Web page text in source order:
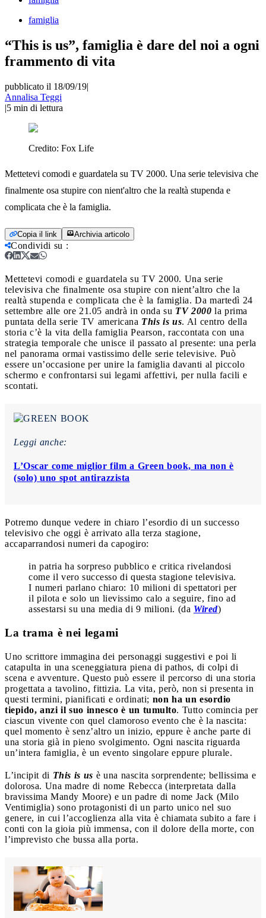
famiglia
“This is us”, famiglia è dare del noi a ogni
frammento di vita
pubblicato il 18/09/19|
Annalisa Teggi
|5 min di lettura
Credito: Fox Life
Mettetevi comodi e guardatela su TV 2000. Una serie televisiva che
finalmente osa stupire con nient'altro che la realtà stupenda e
complicata che è la famiglia.
Copia il link Archivia articolo
Condividi su :
Mettetevi comodi e guardatela su TV 2000. Una serie
televisiva che finalmente osa stupire con nient’altro che la
realtà stupenda e complicata che è la famiglia. Da martedì 24
settembre alle ore 21.05 andrà in onda su TV 2000 la prima
puntata della serie TV americana This is us. Al centro della
storia c’è la vita della famiglia Pearson, raccontata con una
strategia temporale che unisce il passato al presente: una perla
nel panorama ormai vastissimo delle serie televisive. Può
essere un’occasione per unire la famiglia davanti al piccolo
schermo e confrontarsi sui legami affettivi, per nulla facili e
scontati.
Leggi anche:
L’Oscar come miglior film a Green book, ma non è
(solo) uno spot antirazzista
Potremo dunque vedere in chiaro l’esordio di un successo
televisivo che oggi è arrivato alla terza stagione,
accaparrandosi numeri da capogiro:
in patria ha sorpreso pubblico e critica rivelandosi
come il vero successo di questa stagione televisiva.
I numeri parlano chiaro: 10 milioni di spettatori per
il pilota e solo un lievissimo calo a seguire, fino ad
assestarsi su una media di 9 milioni. (da Wired)
La trama è nei legami
Uno scrittore immagina dei personaggi suggestivi e poi li
catapulta in una sceneggiatura piena di pathos, di colpi di
scena e avventure. Questo può essere il percorso di una storia
progettata a tavolino, fittizia. La vita, però, non si presenta in
questi termini, pianificati e ordinati; non ha un esordio
tiepido, anzi il suo innesco è un tumulto. Tutto comincia per
ciascun vivente con quel clamoroso evento che è la nascita:
quel momento è senz’altro un inizio, eppure è anche parte di
una storia già in pieno svolgimento. Ogni nascita riguarda
un’intera famiglia, è un evento singolare eppure plurale.
L’incipit di This is us è una nascita sorprendente; bellissima e
dolorosa. Una madre di nome Rebecca (interpretata dalla
bravissima Mandy Moore) e un padre di nome Jack (Milo
Ventimiglia) sono protagonisti di un parto unico nel suo
genere, in cui l’accoglienza alla vita è chiamata subito a fare i
conti con la gioia più immensa, con il dolore della morte, con
l’imprevisto che bussa alla porta.